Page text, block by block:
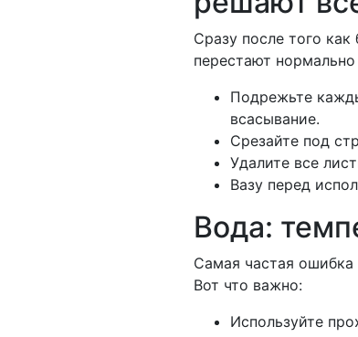
Сразу после того
перестают
Подрежьте
всасывание.
Срезайте под
Удалите все
Вазу перед
Вода:
Самая частая ошибка
Вот что важно:
Используйте